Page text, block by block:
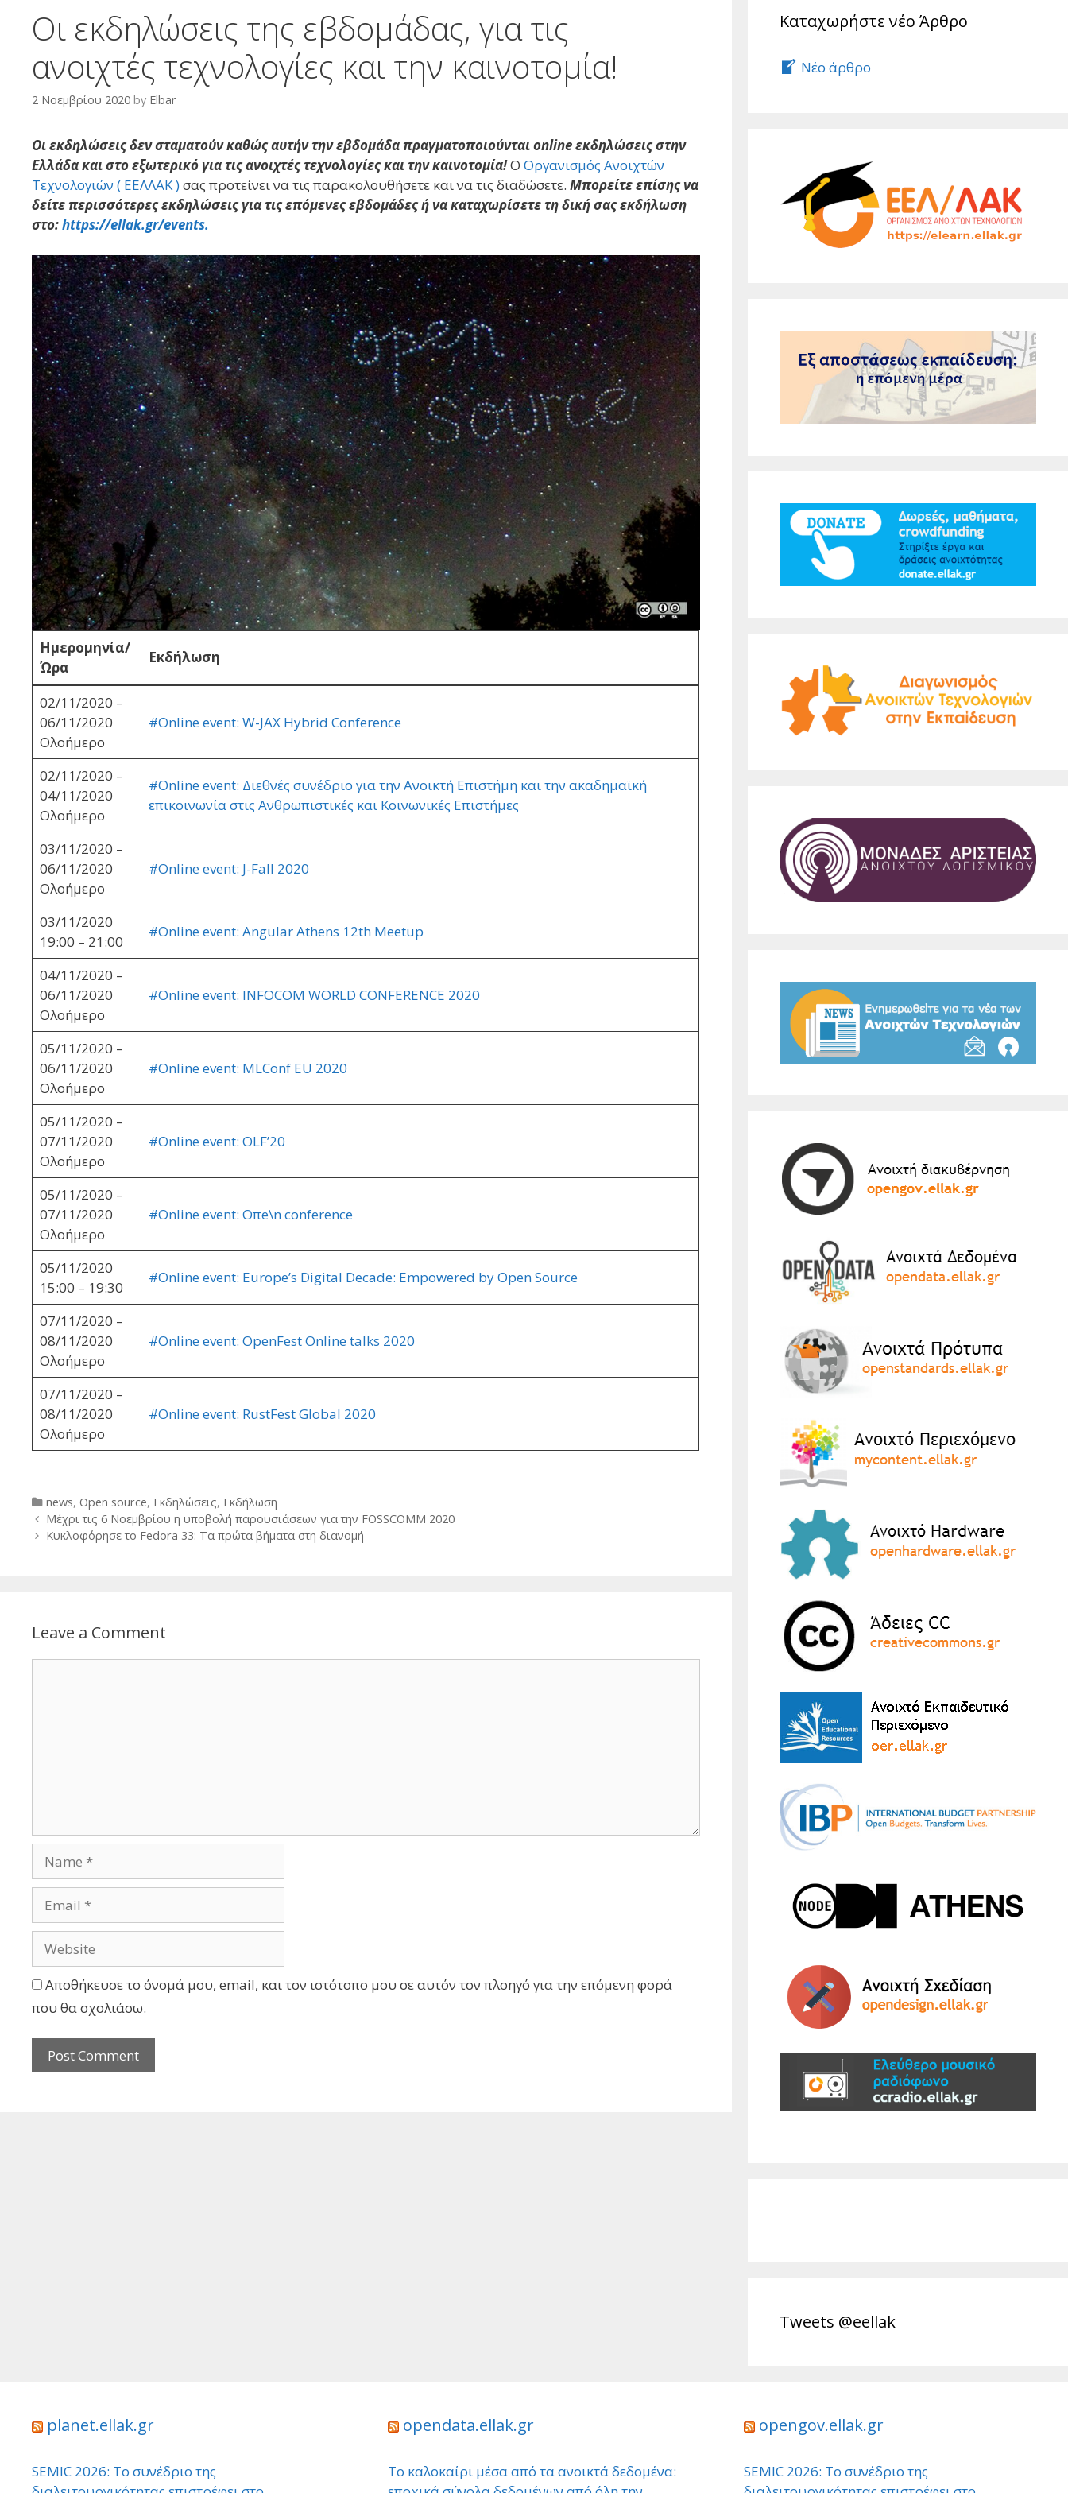
Οι εκδηλώσεις της εβδομάδας, για τις
ανοιχτές τεχνολογίες και την καινοτομία!
2 Νοεμβρίου 2020 by Elbar
Οι εκδηλώσεις δεν σταματούν καθώς αυτήν την εβδομάδα πραγματοποιούνται online εκδηλώσεις στην
Ελλάδα και στο εξωτερικό για τις ανοιχτές τεχνολογίες και την καινοτομία!Ο Οργανισμός Ανοιχτών
Τεχνολογιών ( ΕΕΛΛΑΚ )σας προτείνει να τις παρακολουθήσετε και να τις διαδώσετε. Μπορείτε επίσης να
δείτε περισσότερες εκδηλώσεις για τις επόμενες εβδομάδες ή να καταχωρίσετε τη δική σας εκδήλωση
στο:https://ellak.gr/events.
Ημερομηνία/
Ώρα
Εκδήλωση
02/11/2020 –
06/11/2020
Ολοήμερο
#Online event: W-JAX Hybrid Conference
02/11/2020 –
04/11/2020
Ολοήμερο
#Online event: Διεθνές συνέδριο για την Ανοικτή Επιστήμη και την ακαδημαϊκή
επικοινωνία στις Ανθρωπιστικές και Κοινωνικές Επιστήμες
03/11/2020 –
06/11/2020
Ολοήμερο
#Online event: J-Fall 2020
03/11/2020
19:00 – 21:00
#Online event: Angular Athens 12th Meetup
04/11/2020 –
06/11/2020
Ολοήμερο
#Online event: INFOCOM WORLD CONFERENCE 2020
05/11/2020 –
06/11/2020
Ολοήμερο
#Online event: MLConf EU 2020
05/11/2020 –
07/11/2020
Ολοήμερο
#Online event: OLF’20
05/11/2020 –
07/11/2020
Ολοήμερο
#Online event: Oπe\n conference
05/11/2020
15:00 – 19:30
#Online event: Europe’s Digital Decade: Empowered by Open Source
07/11/2020 –
08/11/2020
Ολοήμερο
#Online event: OpenFest Online talks 2020
07/11/2020 –
08/11/2020
Ολοήμερο
#Online event: RustFest Global 2020
Categories
news, Open source, Εκδηλώσεις, Εκδήλωση
Post
navigation
Μέχρι τις 6 Νοεμβρίου η υποβολή παρουσιάσεων για την FOSSCOMM 2020
Κυκλοφόρησε το Fedora 33: Τα πρώτα βήματα στη διανομή
Leave a Comment
Αποθήκευσε το όνομά μου, email, και τον ιστότοπο μου σε αυτόν τον πλοηγό για την επόμενη φορά
που θα σχολιάσω.
Καταχωρήστε νέο Άρθρο
Νέο άρθρο
Tweets @eellak
planet.ellak.gr
SEMIC 2026: Το συνέδριο της
opendata.ellak.gr
Το καλοκαίρι μέσα από τα ανοικτά δεδομένα:
opengov.ellak.gr
SEMIC 2026: Το συνέδριο της